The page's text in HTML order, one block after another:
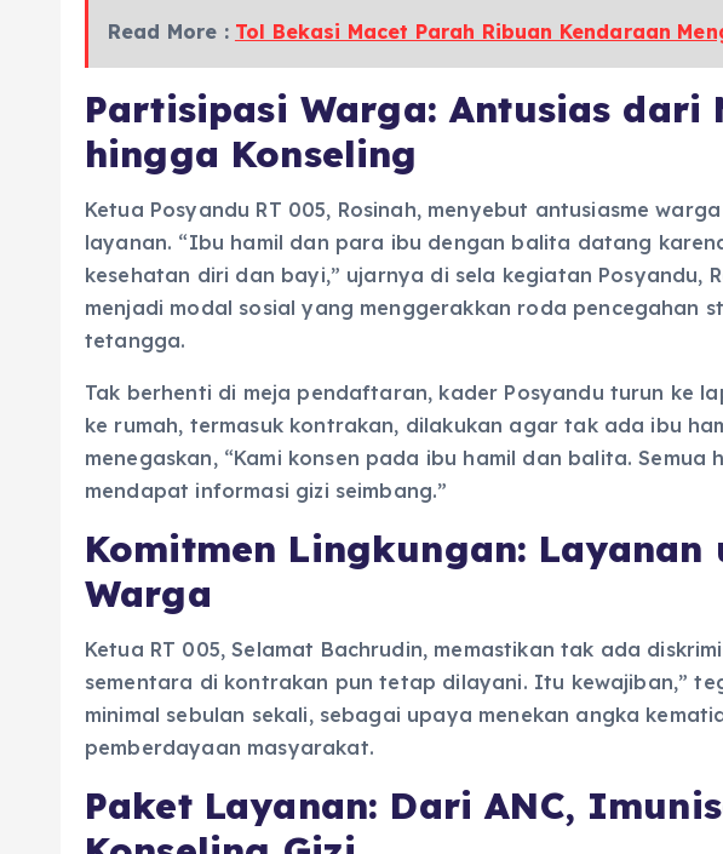
Read More : Tol Bekasi Macet Parah Ribuan Kendaraan
Partisipasi Warga: Antusias dari
hingga Konseling
Ketua Posyandu RT 005, Rosinah, menyebut antusiasme
layanan. “Ibu hamil dan para ibu dengan balita datang
kesehatan diri dan bayi,” ujarnya di sela kegiatan Posyandu,
menjadi modal sosial yang menggerakkan roda pencegahan
tetangga.
Tak berhenti di meja pendaftaran, kader Posyandu turun ke
ke rumah, termasuk kontrakan, dilakukan agar tak ada ibu
menegaskan, “Kami konsen pada ibu hamil dan balita. Semua
mendapat informasi gizi seimbang.”
Komitmen Lingkungan: Layanan
Warga
Ketua RT 005, Selamat Bachrudin, memastikan tak ada
sementara di kontrakan pun tetap dilayani. Itu kewajiban,”
minimal sebulan sekali, sebagai upaya menekan angka
pemberdayaan masyarakat.
Paket Layanan: Dari ANC,